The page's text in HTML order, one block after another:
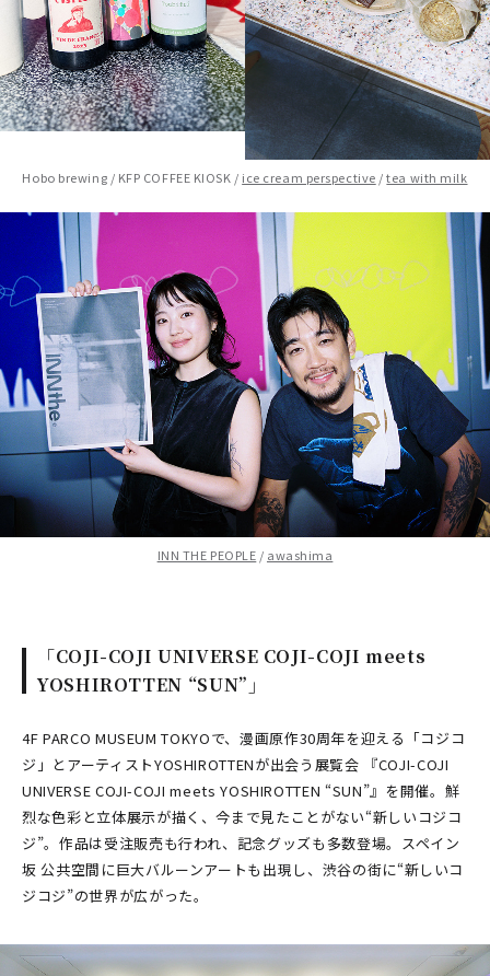
Hobo brewing / KFP COFFEE KIOSK / ice cream perspective /tea with milk
INN THE PEOPLE / awashima
「COJI-COJI UNIVERSE COJI-COJI meets
YOSHIROTTEN “SUN”」
4F PARCO MUSEUM TOKYOで、漫画原作30周年を迎える「コジコ
ジ」とアーティストYOSHIROTTENが出会う展覧会 『COJI-COJI
UNIVERSE COJI-COJI meets YOSHIROTTEN “SUN”』を開催。鮮
烈な色彩と立体展示が描く、今まで見たことがない“新しいコジコ
ジ”。作品は受注販売も行われ、記念グッズも多数登場。スペイン
坂 公共空間に巨大バルーンアートも出現し、渋谷の街に“新しいコ
ジコジ”の世界が広がった。